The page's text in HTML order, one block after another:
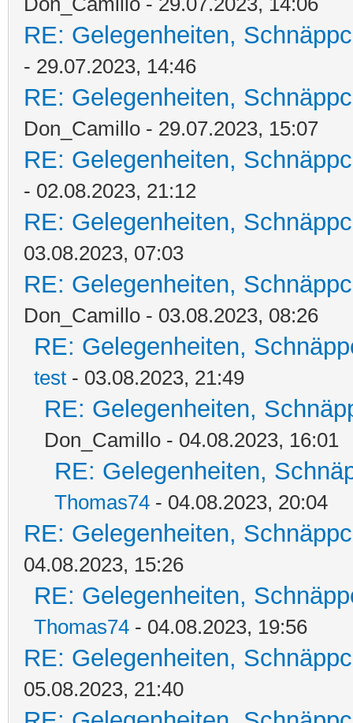
RE: Gelegenheiten,
- 29.07.2023, 14:46
RE: Gelegenheiten,
Don_Camillo - 29.07.2023, 15:07
RE: Gelegenheiten,
- 02.08.2023, 21:12
RE: Gelegenheiten,
03.08.2023, 07:03
RE: Gelegenheiten,
Don_Camillo - 03.08.2023, 08:26
RE: Gelegenheiten,
test - 03.08.2023, 21:49
RE: Gelegenheiten,
Don_Camillo - 04.08.2023, 16:01
RE: Gelegenheiten,
Thomas74 - 04.08.2023, 20:04
RE: Gelegenheiten,
04.08.2023, 15:26
RE: Gelegenheiten,
Thomas74 - 04.08.2023, 19:56
RE: Gelegenheiten,
05.08.2023, 21:40